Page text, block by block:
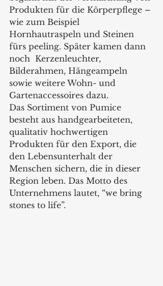
Produkten für die Körperpflege –
wie zum Beispiel
Hornhautraspeln und Steinen
fürs peeling. Später kamen dann
noch  Kerzenleuchter,
Bilderahmen, Hängeampeln
sowie weitere Wohn- und
Gartenaccessoires dazu.
Das Sortiment von Pumice
besteht aus handgearbeiteten,
qualitativ hochwertigen
Produkten für den Export, die
den Lebensunterhalt der
Menschen sichern, die in dieser
Region leben. Das Motto des
Unternehmens lautet, “we bring
stones to life”.